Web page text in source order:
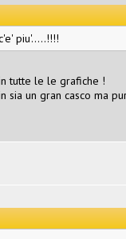
piu'.....!!!!
tutte le le grafiche !
sia un gran casco ma